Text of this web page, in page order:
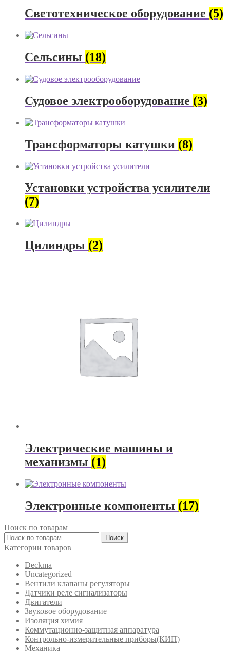
Светотехническое оборудование (5)
Сельсины (18)
Судовое электрооборудование (3)
Трансформаторы катушки (8)
Установки устройства усилители
(7)
Цилиндры (2)
Электрические машины и
механизмы (1)
Электронные компоненты (17)
Поиск по товарам
Искать:
Поиск
Категории товаров
Deckma
Uncategorized
Вентили клапаны регуляторы
Датчики реле сигнализаторы
Двигатели
Звуковое оборудование
Изоляция химия
Коммутационно-защитная аппаратура
Контрольно-измерительные приборы(КИП)
Механика